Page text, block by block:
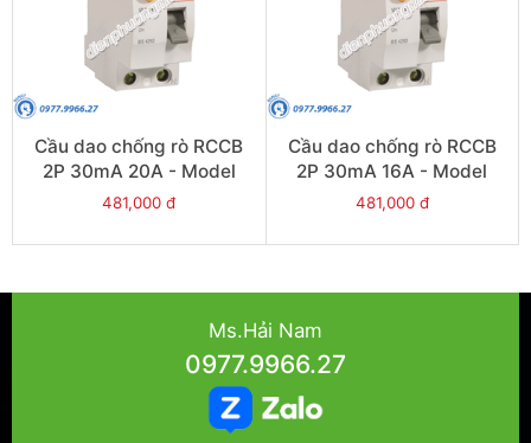
Cầu dao chống rò RCCB
2P 30mA 20A - Model
VLL45N/2020/030
481,000 đ
Cầu dao chống rò RCCB
2P 30mA 16A - Model
VLL45N/2016/030
481,000 đ
Ms.Hải Nam
0977.9966.27